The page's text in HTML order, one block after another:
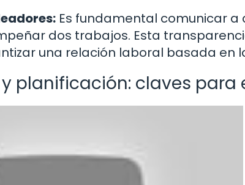
Es fundamental comunicar
dos trabajos. Esta
una relación laboral basada en
planificación: claves para